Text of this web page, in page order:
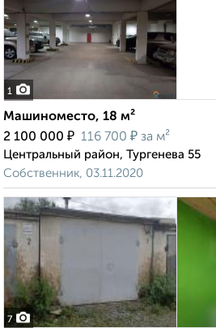
1
Машиноместо, 18 м²
2 100 000 ₽ 116 700 ₽ за м²
Центральный район, Тургенева 55
Собственник, 03.11.2020
7